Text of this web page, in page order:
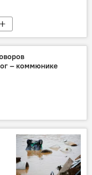
Общество
– коммюнике